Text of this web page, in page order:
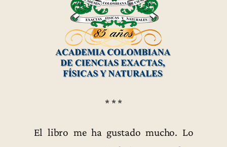
* * *
El libro me ha gustado mucho. Lo